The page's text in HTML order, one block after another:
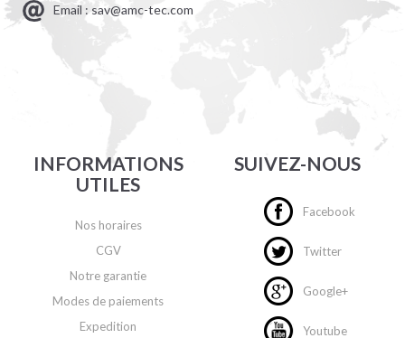
Email : sav@amc-tec.com
INFORMATIONS
UTILES
Nos horaires
CGV
Notre garantie
Modes de paiements
Expedition
SUIVEZ-NOUS
Facebook
Twitter
Google+
Youtube